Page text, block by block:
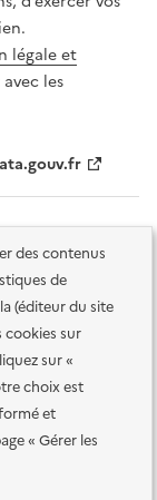
des contenus
de
(éditeur du site
cookies sur
sur «
choix est
et
« Gérer les
légale et
les
Accessibilité des
et sécurité